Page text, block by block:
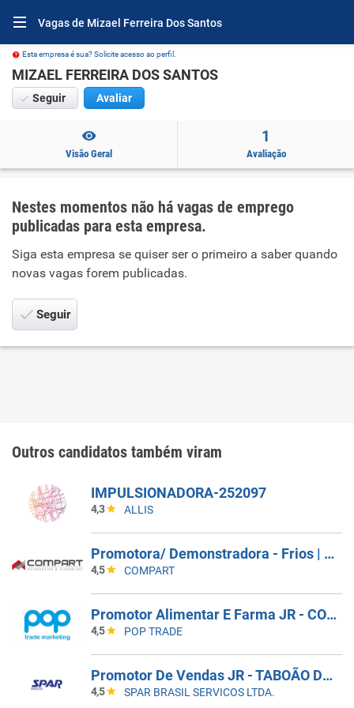
Vagas de Mizael Ferreira Dos Santos
Esta empresa é sua? Solicite acesso ao perfil.
MIZAEL FERREIRA DOS SANTOS
Seguir Avaliar
Visão Geral
1
Avaliação
Nestes momentos não há vagas de emprego
publicadas para esta empresa.
Siga esta empresa se quiser ser o primeiro a saber quando
novas vagas forem publicadas.
Seguir
Outros candidatos também viram
IMPULSIONADORA-252097
4,3 ALLIS
Promotora/ Demonstradora - Frios | Jacareí (SP)
4,5 COMPART
Promotor Alimentar E Farma JR - COBERTURA DE AFASTAMENTO _ GUARULHOS_SP
4,5 POP TRADE
Promotor De Vendas JR - TABOÃO DA SERRA - COBERTURA DE FERIAS
4,5 SPAR BRASIL SERVICOS LTDA.